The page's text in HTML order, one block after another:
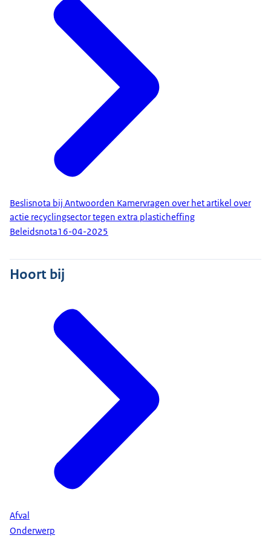
Beslisnota bij Antwoorden Kamervragen over het artikel over
actie recyclingsector tegen extra plasticheffing
Beleidsnota16-04-2025
Hoort bij
Afval
Onderwerp